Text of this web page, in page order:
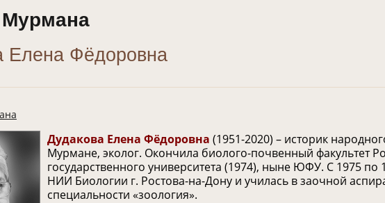
Елена Фёдоровна
Дудакова Елена Фёдоровна (1951-2020) – историк
Мурмане, эколог. Окончила биолого-почвенный факультет
государственного университета (1974), ныне ЮФУ. С 1975 по
НИИ Биологии г. Ростова-на-Дону и училась в заочной
специальности «зоология».